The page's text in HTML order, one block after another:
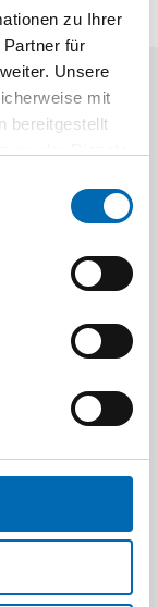
zu Ihrer
für
Unsere
mit
bereitgestellt
Bit-
Artikel-Nr.